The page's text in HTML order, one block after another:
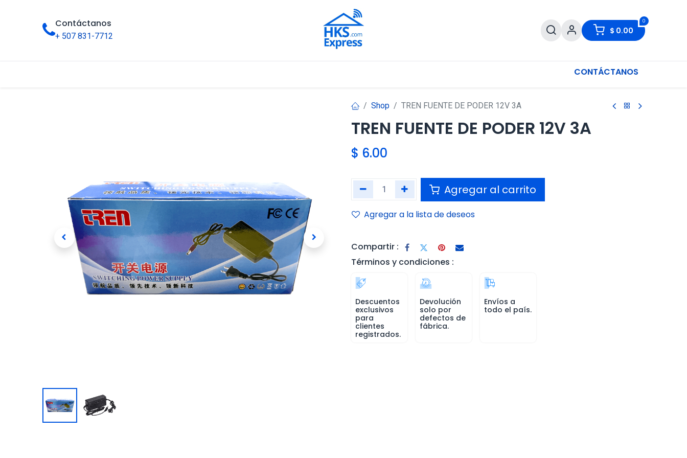
Contáctanos
+ 507 831-7712
0
$ 0.00
CONTÁCTANOS
Shop TREN FUENTE DE PODER 12V 3A
TREN FUENTE DE PODER 12V 3A
$ 6.00
Agregar al carrito
Agregar a la lista de deseos
Compartir :
Términos y condiciones :
Descuentos
exclusivos
para
clientes
registrados.
Devolución
solo por
defectos de
fábrica.
Envíos a
todo el país.